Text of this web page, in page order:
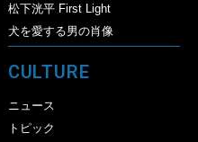
松下洸平 First Light
犬を愛する男の肖像
CULTURE
ニュース
トピック